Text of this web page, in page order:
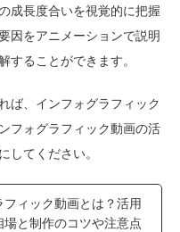
成長度合いを視覚的に把握
因をアニメーションで説明
ることができます。
ば、インフォグラフィック
フォグラフィック動画の活
してください。
フィック動画とは？活用
と制作のコツや注意点